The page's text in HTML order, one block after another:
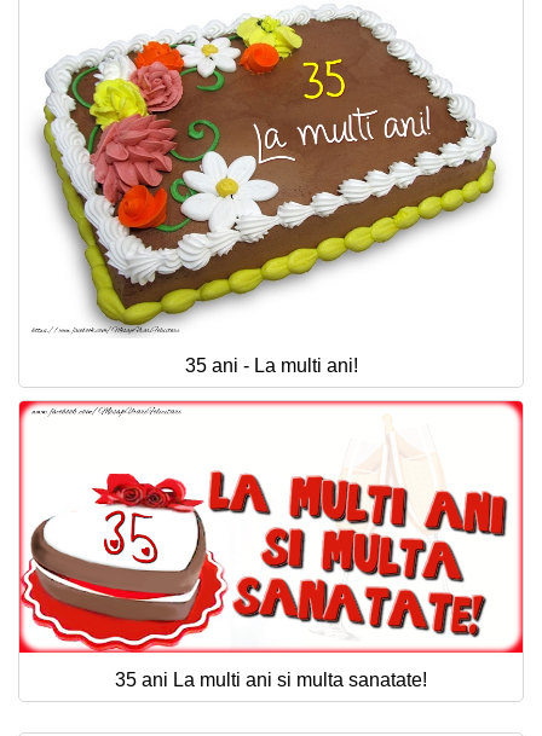
35 ani - La multi ani!
35 ani La multi ani si multa sanatate!